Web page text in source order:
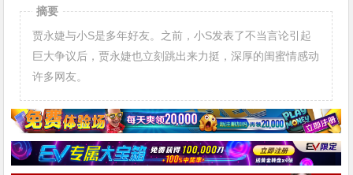
摘要
贾永婕与小S是多年好友。之前，小S发表了不当言论引起
巨大争议后，贾永婕也立刻跳出来力挺，深厚的闺蜜情感动
许多网友。